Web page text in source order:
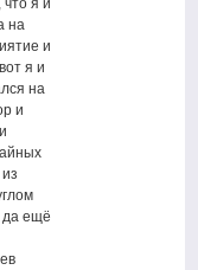
что я и
на
и
я и
на
и
да ещё